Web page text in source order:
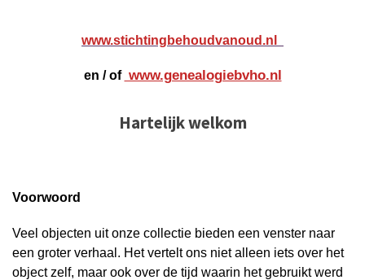
www.stichtingbehoudvanoud.nl
en / of www.genealogiebvho.nl
Hartelijk welkom
Voorwoord
Veel objecten uit onze collectie bieden een venster naar
een groter verhaal. Het vertelt ons niet alleen iets over het
object zelf, maar ook over de tijd waarin het gebruikt werd